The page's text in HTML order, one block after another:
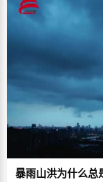
暴雨山洪为什么总